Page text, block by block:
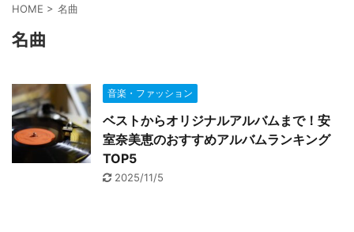
HOME > 名曲
名曲
音楽・ファッション
ベストからオリジナルアルバムまで！安
室奈美恵のおすすめアルバムランキング
TOP5
2025/11/5